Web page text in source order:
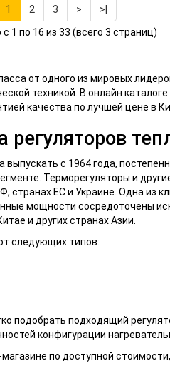
1 2 3 >
>|
с 1 по 16 из 33 (всего 3 страниц)
от одного из мировых
техникой. В онлайн
качества по лучшей цене в
с 1964 года,
Терморегуляторы и
странах ЕС и Украине. Одна из
мощности сосредоточены
и других странах Азии.
следующих типов:
подобрать подходящий
конфигурации
по доступной